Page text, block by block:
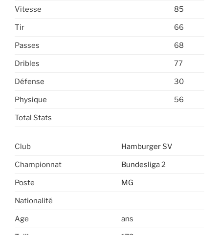
Vitesse 85
Tir 66
Passes 68
Dribles 77
Défense 30
Physique 56
Total Stats
Club Hamburger SV
Championnat Bundesliga 2
Poste MG
Nationalité
Age ans